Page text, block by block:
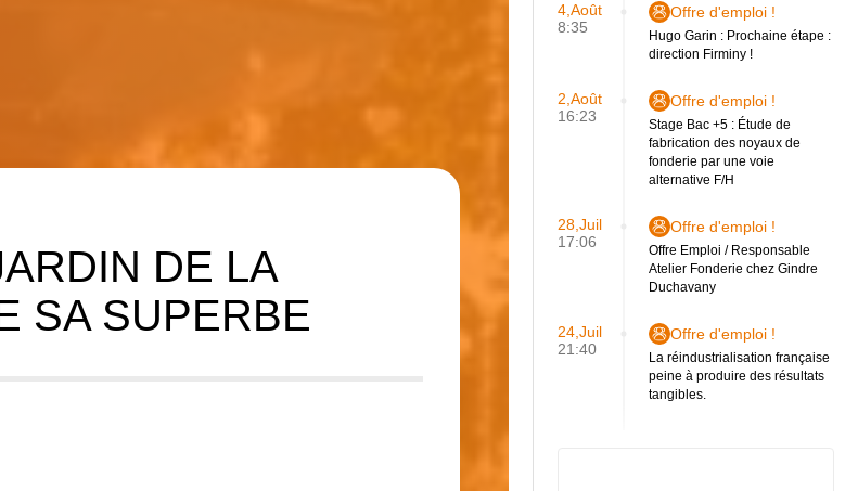
DE LA
SA SUPERBE
4,Août
8:35
Offre d'emploi !
Hugo Garin : Prochaine étape :
direction Firminy !
2,Août
16:23
Offre d'emploi !
Stage Bac +5 : Étude de
fabrication des noyaux de
fonderie par une voie
alternative F/H
28,Juil
17:06
Offre d'emploi !
Offre Emploi / Responsable
Atelier Fonderie chez Gindre
Duchavany
24,Juil
21:40
Offre d'emploi !
La réindustrialisation française
peine à produire des résultats
tangibles.